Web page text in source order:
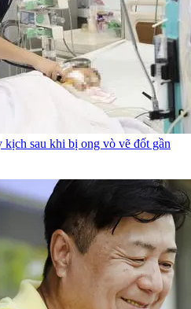
sau khi bị ong vò vẽ đốt gần